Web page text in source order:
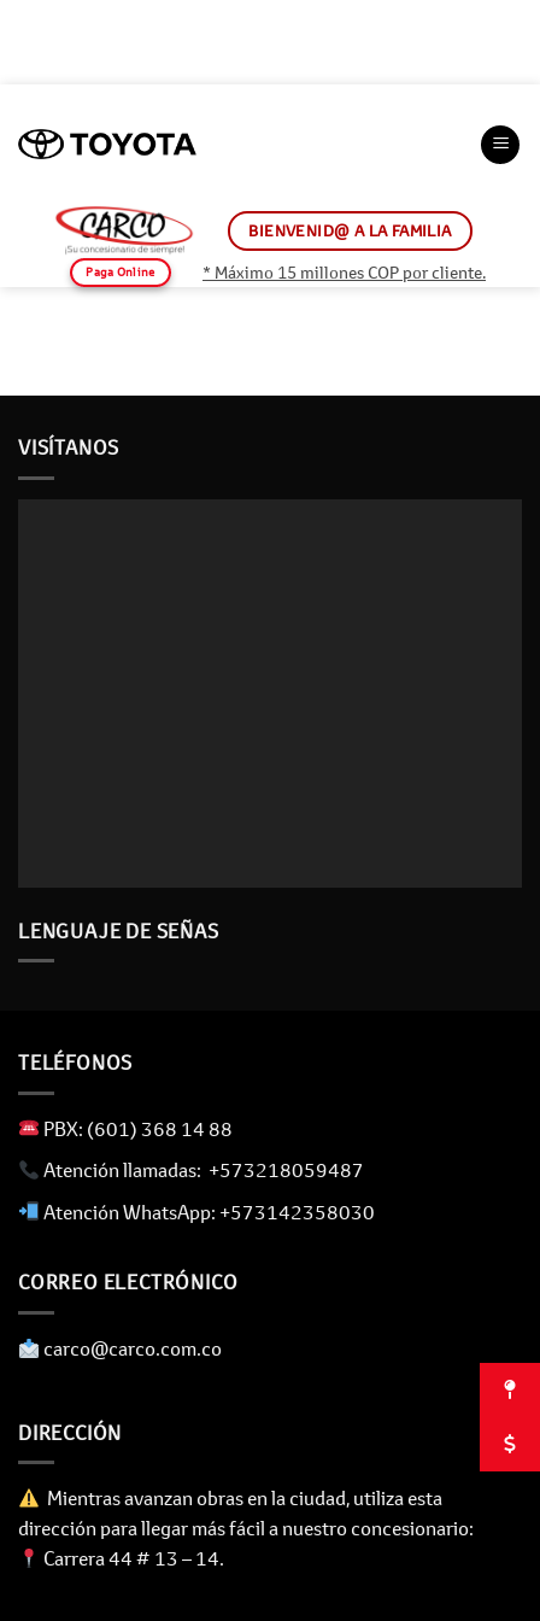
contenido
BIENVENID@ A LA FAMILIA
Paga Online * Máximo 15 millones COP por cliente.
VISÍTANOS
LENGUAJE DE SEÑAS
TELÉFONOS
​ PBX: (601) 368 14 88
​ Atención llamadas: +573218059487
​ Atención WhatsApp: +573142358030
CORREO ELECTRÓNICO
​ carco@carco.com.co
DIRECCIÓN
Mientras avanzan obras en la ciudad, utiliza esta
dirección para llegar más fácil a nuestro concesionario:
Carrera 44 # 13 – 14.